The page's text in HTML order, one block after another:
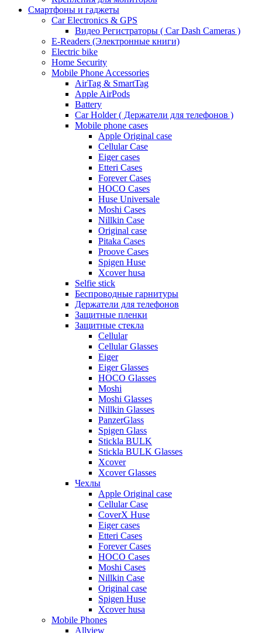
Смартфоны и гаджеты
Car Electronics & GPS
Видео Регистраторы ( Car Dash Cameras )
E-Readers (Электронные книги)
Electric bike
Home Security
Mobile Phone Accessories
AirTag & SmartTag
Apple AirPods
Battery
Car Holder ( Держатели для телефонов )
Mobile phone cases
Apple Original case
Cellular Case
Eiger cases
Etteri Cases
Forever Cases
HOCO Cases
Huse Universale
Moshi Cases
Nillkin Case
Original case
Pitaka Cases
Proove Cases
Spigen Huse
Xcover husa
Selfie stick
Беспроводные гарнитуры
Держатели для телефонов
Защитные пленки
Защитные стекла
Cellular
Cellular Glasses
Eiger
Eiger Glasses
HOCO Glasses
Moshi
Moshi Glasses
Nillkin Glasses
PanzerGlass
Spigen Glass
Stickla BULK
Stickla BULK Glasses
Xcover
Xcover Glasses
Чехлы
Apple Original case
Cellular Case
CoverX Huse
Eiger cases
Etteri Cases
Forever Cases
HOCO Cases
Moshi Cases
Nillkin Case
Original case
Spigen Huse
Xcover husa
Mobile Phones
Allview